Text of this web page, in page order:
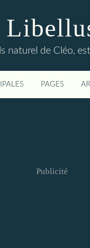
naturel de Cléo,
PAGES
Publicité